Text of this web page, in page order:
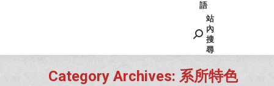
語
Search:
站
內
搜
尋
Category Archives: 系所特色